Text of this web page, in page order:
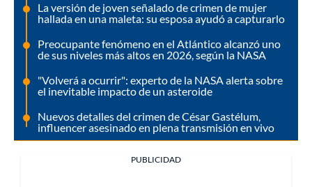
La versión de joven señalado de crimen de mujer
hallada en una maleta: su esposa ayudó a capturarlo
Preocupante fenómeno en el Atlántico alcanzó uno
de sus niveles más altos en 2026, según la NASA
"Volverá a ocurrir": experto de la NASA alerta sobre
el inevitable impacto de un asteroide
Nuevos detalles del crimen de César Gastélum,
influencer asesinado en plena transmisión en vivo
PUBLICIDAD